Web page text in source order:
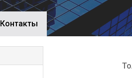
Контакты